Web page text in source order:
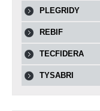
PLEGRIDY
REBIF
TECFIDERA
TYSABRI